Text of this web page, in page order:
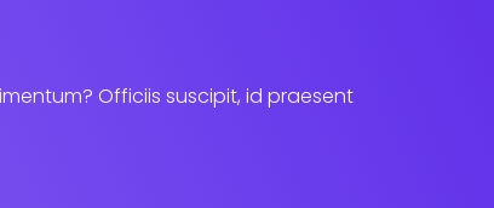
Officiis suscipit, id praesent